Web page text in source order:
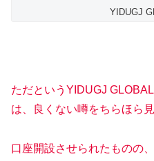
YIDUGJ
ただというYIDUGJ
は、良くない噂をちらほら
口座開設させられたものの